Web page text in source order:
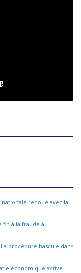
nationale renoue avec la
fin à la fraude à
procédure bascule dans
économique active